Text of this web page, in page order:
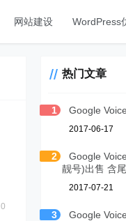
网站建设 WordPress
0
热门文章
1 Google
2017-06-17
2
Google
靓号)出售 含
2017-07-21
3 Google